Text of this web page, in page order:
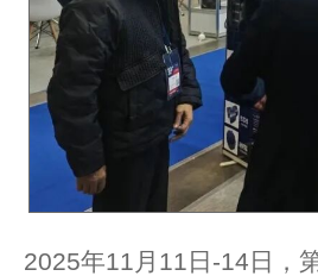
2025年11月11日-14日，